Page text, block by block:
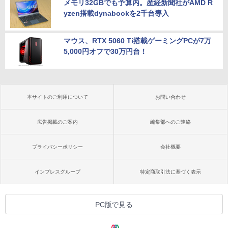
メモリ32GBでも予算内。産経新聞社がAMD R
yzen搭載dynabookを2千台導入
マウス、RTX 5060 Ti搭載ゲーミングPCが7万
5,000円オフで30万円台！
本サイトのご利用について お問い合わせ
広告掲載のご案内 編集部へのご連絡
プライバシーポリシー 会社概要
インプレスグループ 特定商取引法に基づく表示
PC版で見る